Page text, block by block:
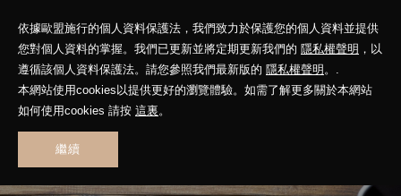
依據歐盟施行的個人資料保護法，我們致力於保護您的個人資料並提供
您對個人資料的掌握。我們已更新並將定期更新我們的 隱私權聲明 ，以
遵循該個人資料保護法。請您參照我們最新版的 隱私權聲明 。.
本網站使用cookies以提供更好的瀏覽體驗。如需了解更多關於本網站
如何使用cookies 請按 這裏。
繼續
WHAT'S NEW